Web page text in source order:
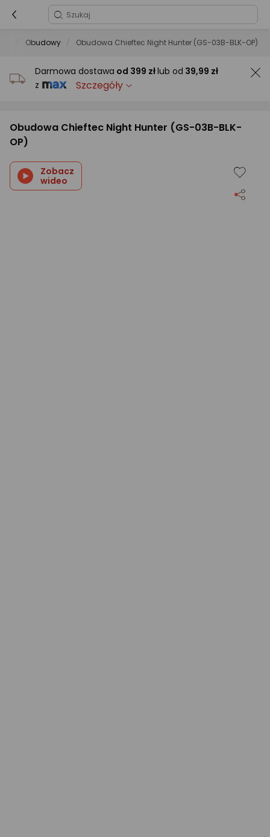
Obudowy Obudowa Chieftec Night Hunter (GS-03B-BLK-OP)
Darmowa dostawa od 399 złlub od 39,99 zł
z
Szczegóły
Obudowa Chieftec Night Hunter (GS-03B-BLK-
OP)
Zobacz
wideo